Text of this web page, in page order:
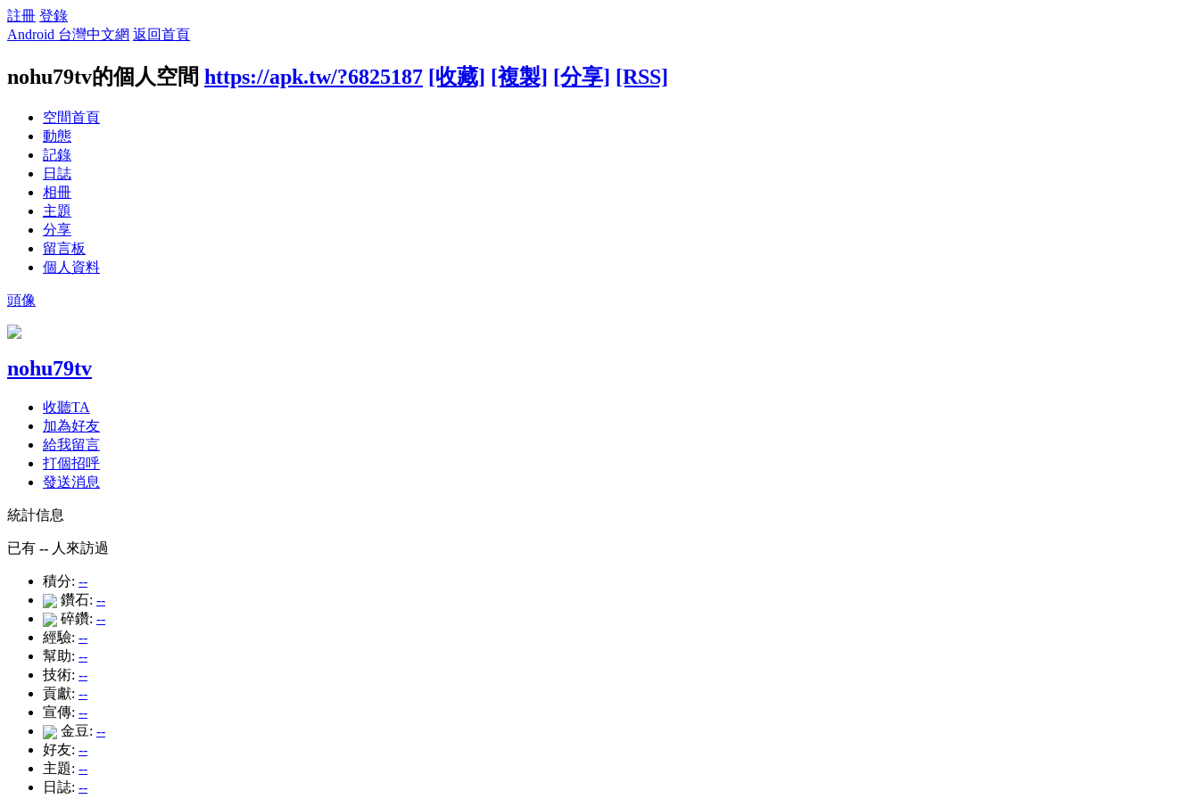
註冊 登錄
Android 台灣中文網 返回首頁
nohu79tv的個人空間 https://apk.tw/?6825187 [收藏] [複製] [分享] [RSS]
空間首頁
動態
記錄
日誌
相冊
主題
分享
留言板
個人資料
頭像
nohu79tv
收聽TA
加為好友
給我留言
打個招呼
發送消息
統計信息
已有 -- 人來訪過
積分: --
鑽石: --
碎鑽: --
經驗: --
幫助: --
技術: --
貢獻: --
宣傳: --
金豆: --
好友: --
主題: --
日誌: --